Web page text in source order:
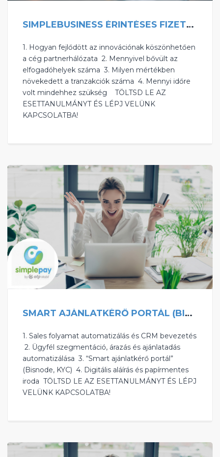
SIMPLEBUSINESS ÉRINTÉSES FIZETÉSI MEGOLDÁS
1. Hogyan fejlődött az innovációnak köszönhetően
a cég partnerhálózata ‍ ‍2. Mennyivel bővült az
elfogadóhelyek száma ‍ ‍3. Milyen mértékben
növekedett a tranzakciók száma ‍ 4. Mennyi időre
volt mindehhez szükség ‍ TÖLTSD LE AZ
ESETTANULMÁNYT ÉS LÉPJ VELÜNK
KAPCSOLATBA! ‍
SMART AJÁNLATKÉRŐ PORTÁL (BISNODE, KYC)
1. Sales folyamat automatizálás és CRM bevezetés
‍ 2. Ügyfél szegmentáció, árazás és ajánlatadás
automatizálása ‍ 3. “Smart ajánlatkérő portál”
(Bisnode, KYC) ‍ 4. Digitális aláírás és papírmentes
iroda ‍ TÖLTSD LE AZ ESETTANULMÁNYT ÉS LÉPJ
VELÜNK KAPCSOLATBA!